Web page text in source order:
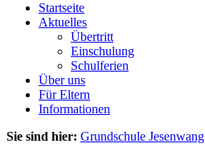
Startseite
Aktuelles
Übertritt
Einschulung
Schulferien
Über uns
Für Eltern
Informationen
Sie sind hier: Grundschule Jesenwang